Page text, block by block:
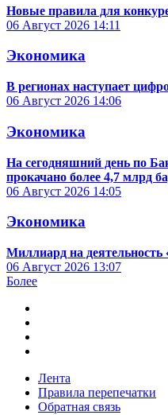
Новые правила для
06 Август 2026 14:11
Экономика
В регионах наступает
06 Август 2026 14:06
Экономика
На сегодняшний день по
прокачано более 4,7 млрд
06 Август 2026 14:05
Экономика
Миллиард на
06 Август 2026 13:07
Более
Лента
Правила перепечатки
Обратная связь